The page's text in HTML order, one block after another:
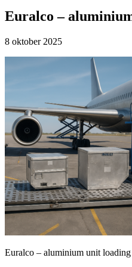
Rechts
Euralco –
8 oktober 2025
Euralco – aluminium unit